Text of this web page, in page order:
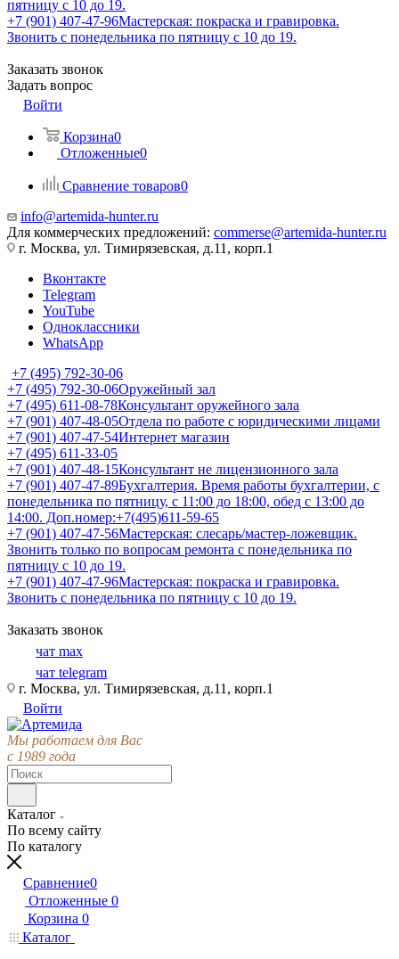
пятницу с 10 до 19.
+7 (901) 407-47-96Мастерская: покраска и гравировка.
Звонить с понедельника по пятницу с 10 до 19.
Заказать звонок
Задать вопрос
Войти
Корзина0
Отложенные0
Сравнение товаров0
info@artemida-hunter.ru
Для коммерческих предложений: commerse@artemida-hunter.ru
г. Москва, ул. Тимирязевская, д.11, корп.1
Вконтакте
Telegram
YouTube
Одноклассники
WhatsApp
+7 (495) 792-30-06
+7 (495) 792-30-06Оружейный зал
+7 (495) 611-08-78Консультант оружейного зала
+7 (901) 407-48-05Отдела по работе с юридическими лицами
+7 (901) 407-47-54Интернет магазин
+7 (495) 611-33-05
+7 (901) 407-48-15Консультант не лицензионного зала
+7 (901) 407-47-89Бухгалтерия. Время работы бухгалтерии, с
понедельника по пятницу, с 11:00 до 18:00, обед с 13:00 до
14:00. Доп.номер:+7(495)611-59-65
+7 (901) 407-47-56Мастерская: слесарь/мастер-ложевщик.
Звонить только по вопросам ремонта с понедельника по
пятницу с 10 до 19.
+7 (901) 407-47-96Мастерская: покраска и гравировка.
Звонить с понедельника по пятницу с 10 до 19.
Заказать звонок
чат max
чат telegram
г. Москва, ул. Тимирязевская, д.11, корп.1
Войти
Мы работаем для Вас
с 1989 года
Каталог
По всему сайту
По каталогу
Сравнение0
Отложенные 0
Корзина 0
Каталог